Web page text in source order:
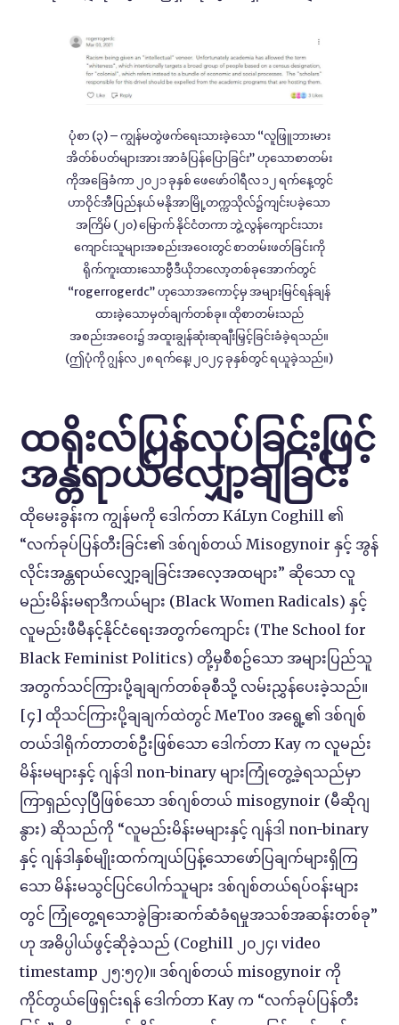
ပုံစာ (၃) – ကျွန်မတွဲဖက်ရေးသားခဲ့သော “လူဖြူဘားမား
အိတ်စ်ပတ်များအား အာခံပြန်ပြောခြင်း” ဟုသောစာတမ်း
ကိုအခြေခံကာ ၂၀၂၁ ခုနှစ် ဖေဖော်ဝါရီလ ၁၂ ရက်နေ့တွင်
ဟာဝိုင်အီပြည်နယ် မနိုအာမြို့တက္ကသိုလ်၌ကျင်းပခဲ့သော
အကြိမ် (၂၀) မြောက် နိုင်ငံတကာ ဘွဲ့လွန်ကျောင်းသား
ကျောင်းသူများအစည်းအဝေးတွင် စာတမ်းဖတ်ခြင်းကို
ရိုက်ကူးထားသောဗွီဒီယိုဘလော့တစ်ခုအောက်တွင်
“rogerrogerdc” ဟုသောအကောင့်မှ အများမြင်ရန်ချန်
ထားခဲ့သောမှတ်ချက်တစ်ခု။ ထိုစာတမ်းသည်
အစည်းအဝေး၌ အထူးချွန်ဆုံးဆုချီးမြှင့်ခြင်းခံခဲ့ရသည်။
(ဤပုံကို ဂျွန်လ ၂၈ ရက်နေ့၊ ၂၀၂၄ ခုနှစ်တွင် ရယူခဲ့သည်။)
ထရိုးလ်ပြန်လုပ်ခြင်းဖြင့်
အန္တရာယ်လျှော့ချခြင်း
ထိုမေးခွန်းက ကျွန်မကို ဒေါက်တာ KáLyn Coghill ၏
“လက်ခုပ်ပြန်တီးခြင်း၏ ဒစ်ဂျစ်တယ် Misogynoir နှင့် အွန်
လိုင်းအန္တရာယ်လျှော့ချခြင်းအ‌လေ့အထများ” ဆိုသော လူ
မည်းမိန်းမရာဒီကယ်များ (Black Women Radicals) နှင့်
လူမည်းဖီမီနင့်နိုင်ငံရေးအတွက်ကျောင်း (The School for
Black Feminist Politics) တို့မှစီစဥ်သော အများပြည်သူ
အတွက်သင်ကြားပို့ချချက်တစ်ခုစီသို့ လမ်းညွှန်ပေးခဲ့သည်။
[၄] ထိုသင်ကြားပို့ချချက်ထဲတွင် MeToo အရွေ့၏ ဒစ်ဂျစ်
တယ်ဒါရိုက်တာတစ်ဦးဖြစ်သော ဒေါက်တာ Kay က လူမည်း
မိန်းမများနှင့် ဂျန်ဒါ non-binary များကြုံတွေ့ခဲ့ရသည်မှာ
ကြာရှည်လှပြီဖြစ်သော ဒစ်ဂျစ်တယ် misogynoir (မီဆိုဂျ
နွား) ဆိုသည်ကို “လူမည်းမိန်းမများနှင့် ဂျန်ဒါ non-binary
နှင့် ဂျန်ဒါနှစ်မျိုးထက်ကျယ်ပြန့်သောဖော်ပြချက်များရှိကြ
သော မိန်းမသွင်ပြင်ပေါက်သူများ ဒစ်ဂျစ်တယ်ရပ်ဝန်းများ
တွင် ကြုံတွေ့ရသောခွဲခြားဆက်ဆံခံရမှုအသစ်အဆန်းတစ်ခု”
ဟု အဓိပ္ပါယ်ဖွင့်ဆိုခဲ့သည် (Coghill ၂၀၂၄၊ video
timestamp ၂၅:၅၇)။ ဒစ်ဂျစ်တယ် misogynoir ကို
ကိုင်တွယ်ဖြေရှင်းရန် ဒေါက်တာ Kay က “လက်ခုပ်ပြန်တီး